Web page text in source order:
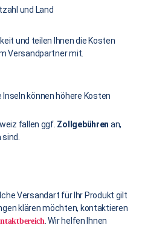
und Land
und teilen Ihnen die Kosten
Versandpartner mit.
können höhere Kosten
fallen ggf. Zollgebühren an,
sind.
Versandart für Ihr Produkt gilt
klären möchten, kontaktieren
. Wir helfen Ihnen